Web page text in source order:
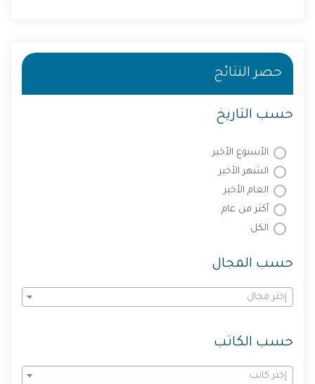
حصر النتائج
حسب التاريخ
الأسبوع الأخير
الشهر الأخير
العام الأخير
أكثر من عام
الكل
حسب المجال
إختر مجال
حسب الكاتب
إختر كاتب